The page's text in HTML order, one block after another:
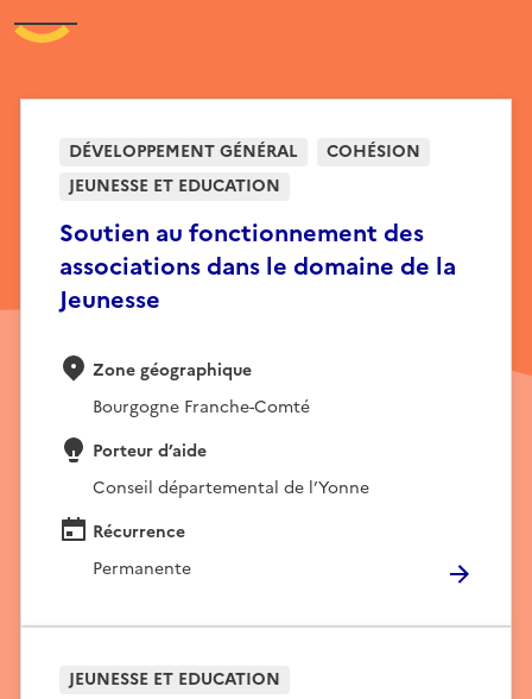
Soutien au fonctionnement des
associations dans le domaine de la
Jeunesse
DÉVELOPPEMENT GÉNÉRAL
COHÉSION
JEUNESSE ET EDUCATION
Zone géographique
Bourgogne Franche-Comté
Porteur d’aide
Conseil départemental de l’Yonne
Récurrence
Permanente
JEUNESSE ET EDUCATION